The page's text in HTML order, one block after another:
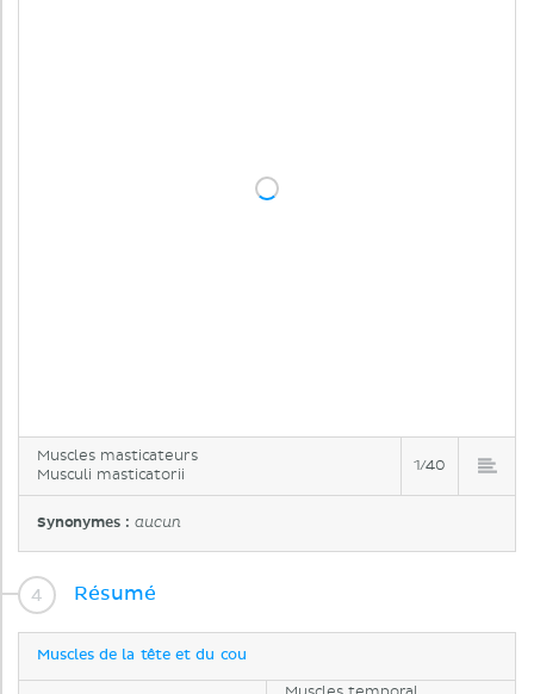
Muscles masticateurs
Musculi masticatorii
1/40
Synonymes :aucun
Résumé
Muscles de la tête et du cou